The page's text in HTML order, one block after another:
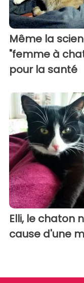
Même la
"femme à
pour la santé
Elli, le chaton
cause d'une